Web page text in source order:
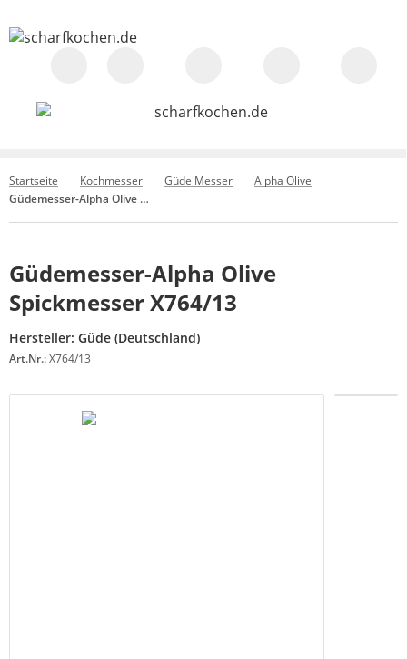
Startseite Kochmesser Güde Messer
Alpha Olive
Güdemesser-Alpha Olive Spickmesser X764/13
Güdemesser-Alpha Olive
Spickmesser X764/13
Hersteller: Güde (Deutschland)
Art.Nr.:X764/13